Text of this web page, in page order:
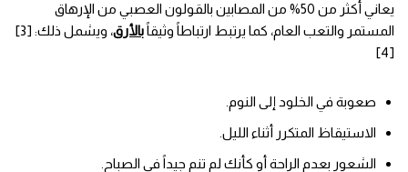
يعاني أكثر من 50% من المصابين بالقولون العصبي من الإرهاق
المستمر والتعب العام، كما يرتبط ارتباطاً وثيقاًبالأرق
، ويشمل ذلك: [3]
[4]
صعوبة في الخلود إلى النوم.
الاستيقاظ المتكرر أثناء الليل.
الشعور بعدم الراحة أو كأنك لم تنم جيداً في الصباح.